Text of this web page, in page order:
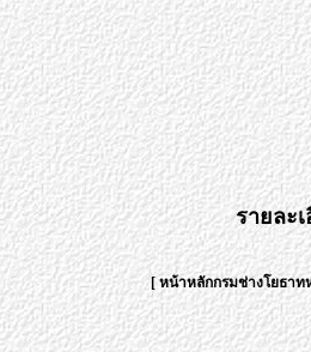
รายละ
[หน้าหลักกรมช่างโยธาท